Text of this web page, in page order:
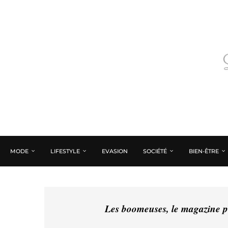
MODE LIFESTYLE EVASION SOCIÉTÉ BIEN-ÊTRE
Les boomeuses, le